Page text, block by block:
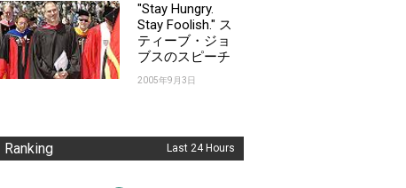
"Stay Hungry.
Stay Foolish." ス
ティーブ・ジョ
ブスのスピーチ
2005年9月3日
Ranking Last 24 Hours